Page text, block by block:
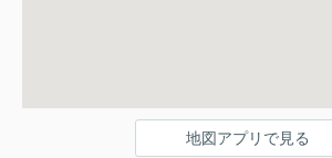
地図アプリで見る